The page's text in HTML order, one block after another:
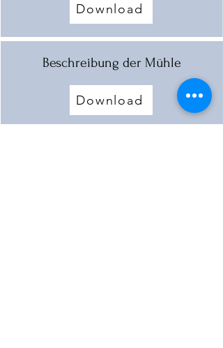
Download
Beschreibung der Mühle
Download